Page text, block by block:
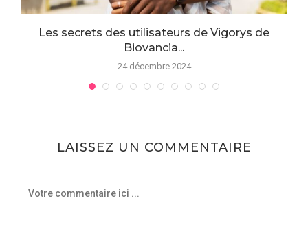
Les secrets des utilisateurs de Vigorys de
Biovancia...
24 décembre 2024
LAISSEZ UN COMMENTAIRE